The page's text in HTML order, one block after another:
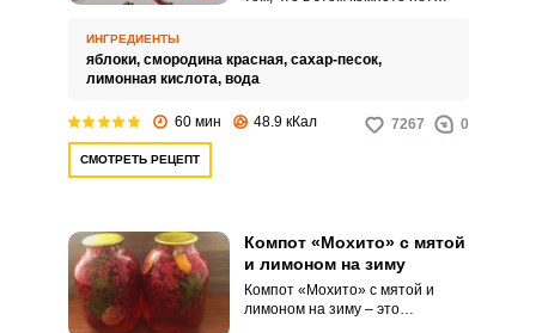
абсолютно индивидуальный
напиток, вкус которого
выбранных яблок.
ИНГРЕДИЕНТЫ
яблоки, смородина красная, сахар-песок,
лимонная кислота, вода
60 мин 48.9 кКал 7267 0
СМОТРЕТЬ РЕЦЕПТ
Компот «Мохито» с мятой
и лимоном на зиму
Компот «Мохито» с мятой и
лимоном на зиму – это